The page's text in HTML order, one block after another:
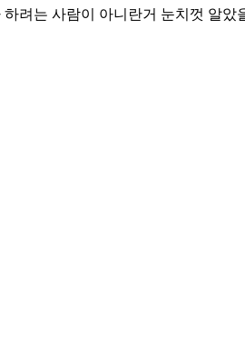
려는 사람이 아니란거 눈치껏 알았